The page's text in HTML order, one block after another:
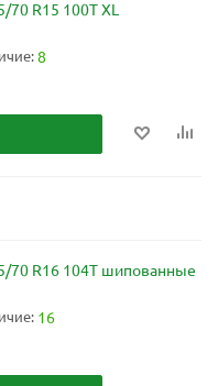
R15 100T XL
8
70 R16 104T шипованные
16